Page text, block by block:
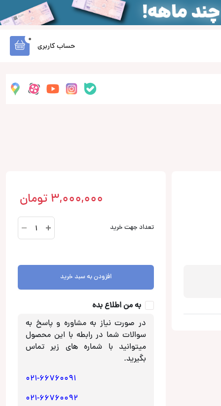
حساب کاربری
0
3,000,000 تومان
تعداد جهت خرید
FFH14
فیوز
Connection
افزودن به سبد خرید
به من اطلاع بده
در صورت نیاز به مشاوره و پاسخ به
سوالات شما در رابطه با این محصول
میتوانید با شماره های زیر تماس
بگیرید.
021-66760091
021-66760092